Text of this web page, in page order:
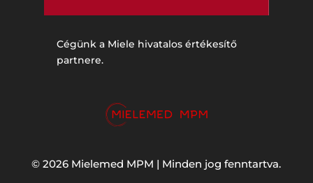
Cégünk a Miele hivatalos értékesítő
partnere.
© 2026 Mielemed MPM | Minden jog fenntartva.